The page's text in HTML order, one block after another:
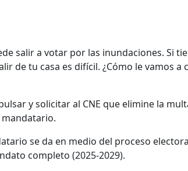
salir a votar por las inundaciones. Si
de tu casa es difícil. ¿Cómo le vamos a
y solicitar al CNE que elimine la
se da en medio del proceso
completo (2025-2029).